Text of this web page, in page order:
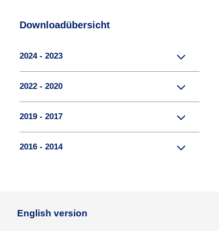
Downloadübersicht
2024 - 2023
2022 - 2020
2019 - 2017
2016 - 2014
English version